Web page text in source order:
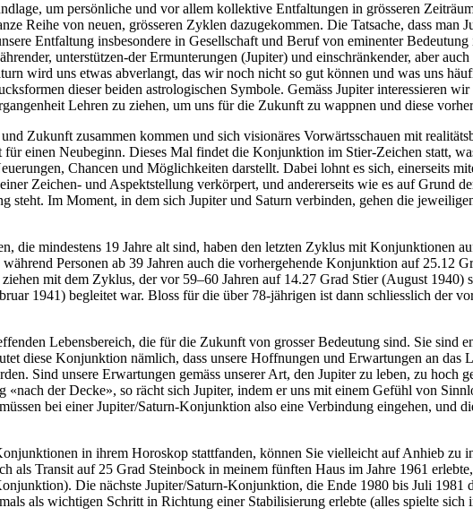
um persönliche und vor allem kollektive Entfaltungen in grösseren
Reihe von neuen, grösseren Zyklen dazugekommen. Die Tatsache, dass man
Entfaltung insbesondere in Gesellschaft und Beruf von eminenter Bedeutung
unterstützen-der Ermunterungen (Jupiter) und einschränkender, aber
wird uns etwas abverlangt, das wir noch nicht so gut können und was uns
dieser beiden astrologischen Symbole. Gemäss Jupiter interessieren
Lehren zu ziehen, um uns für die Zukunft zu wappnen und diese
Zukunft zusammen kommen und sich visionäres Vorwärtsschauen mit
einen Neubeginn. Dieses Mal findet die Konjunktion im Stier-Zeichen statt,
Chancen und Möglichkeiten darstellt. Dabei lohnt es sich, einerseits
Zeichen- und Aspektstellung verkörpert, und andererseits wie es auf Grund
Im Moment, in dem sich Jupiter und Saturn verbinden, gehen die
die mindestens 19 Jahre alt sind, haben den letzten Zyklus mit Konjunktionen
Personen ab 39 Jahren auch die vorhergehende Konjunktion auf 25.12
mit dem Zyklus, der vor 59–60 Jahren auf 14.27 Grad Stier (August 1940)
1941) begleitet war. Bloss für die über 78-jährigen ist dann schliesslich der
Lebensbereich, die für die Zukunft von grosser Bedeutung sind. Sie sind
diese Konjunktion nämlich, dass unsere Hoffnungen und Erwartungen an das
Sind unsere Erwartungen gemäss unserer Art, den Jupiter zu leben, zu hoch
der Decke», so rächt sich Jupiter, indem er uns mit einem Gefühl von
bei einer Jupiter/Saturn-Konjunktion also eine Verbindung eingehen, und
in ihrem Horoskop stattfanden, können Sie vielleicht auf Anhieb zu
als Transit auf 25 Grad Steinbock in meinem fünften Haus im Jahre 1961
Die nächste Jupiter/Saturn-Konjunktion, die Ende 1980 bis Juli 1981
als wichtigen Schritt in Richtung einer Stabilisierung erlebte (alles spielte sich